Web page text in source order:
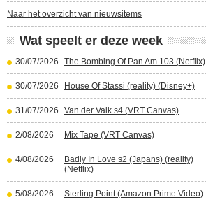
Naar het overzicht van nieuwsitems
Wat speelt er deze week
30/07/2026 The Bombing Of Pan Am 103 (Netflix)
30/07/2026 House Of Stassi (reality) (Disney+)
31/07/2026 Van der Valk s4 (VRT Canvas)
2/08/2026 Mix Tape (VRT Canvas)
4/08/2026
Badly In Love s2 (Japans) (reality)
(Netflix)
5/08/2026 Sterling Point (Amazon Prime Video)